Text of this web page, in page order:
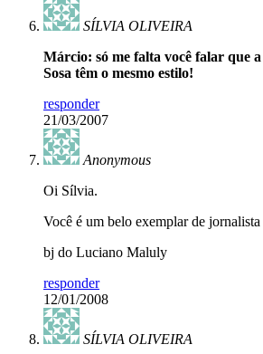
SÍLVIA OLIVEIRA
Márcio: só me falta você falar que
Sosa têm o mesmo estilo!
responder
21/03/2007
Anonymous
Oi Sílvia.
Você é um belo exemplar de jornalista
bj do Luciano Maluly
responder
12/01/2008
SÍLVIA OLIVEIRA